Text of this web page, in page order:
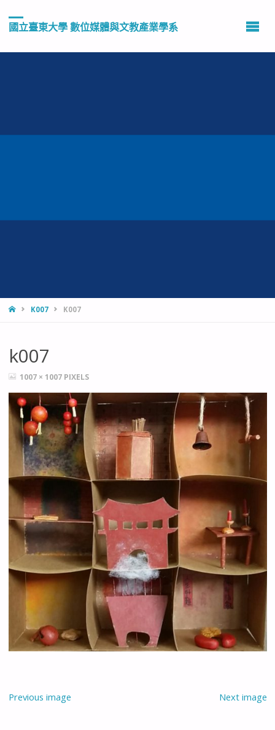
國立臺東大學 數位媒體與文教產業學系
HOMEK007 K007
k007
FULL1007 × 1007 PIXELS
Previous image Next image